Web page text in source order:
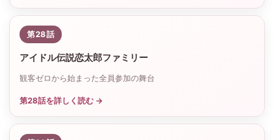
第28話
アイドル伝説恋太郎ファミリー
観客ゼロから始まった全員参加の舞台
第28話を詳しく読む →